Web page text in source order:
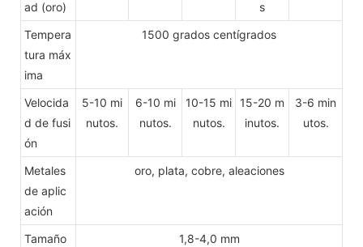
ad (oro)
s
Tempera
tura máx
ima
1500 grados centígrados
Velocida
d de fusi
ón
5-10 mi
nutos.
6-10 mi
nutos.
10-15 mi
nutos.
15-20 m
inutos.
3-6 min
utos.
Metales
de aplic
ación
oro, plata, cobre, aleaciones
Tamaño
1,8-4,0 mm